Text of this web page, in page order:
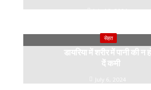
July 10, 2024
सेहत
डायरिया में शरीर में पानी की न
दें कमी
July 6, 2024